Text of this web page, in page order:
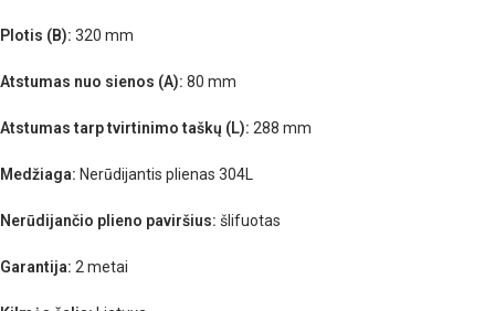
Plotis (B): 320 mm
Atstumas nuo sienos (A): 80 mm
Atstumas tarp tvirtinimo taškų (L): 288 mm
Medžiaga: Nerūdijantis plienas 304L
Nerūdijančio plieno paviršius: šlifuotas
Garantija: 2 metai